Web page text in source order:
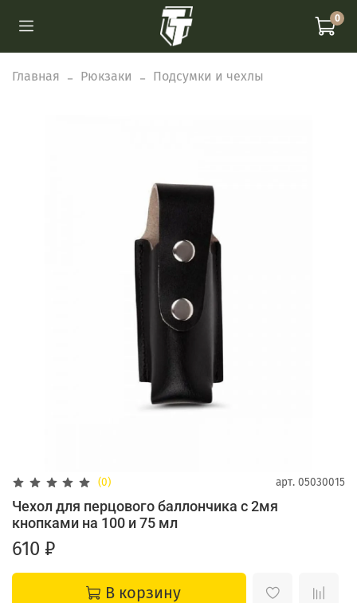
0
Главная Рюкзаки Подсумки и чехлы
(0) арт. 05030015
Чехол для перцового баллончика с 2мя
кнопками на 100 и 75 мл
610 ₽
В корзину